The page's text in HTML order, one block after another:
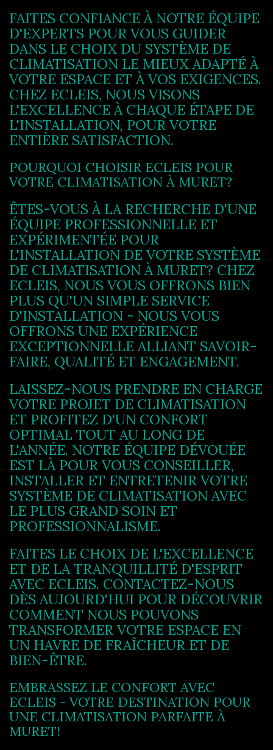
FAITES CONFIANCE À NOTRE ÉQUIPE
D'EXPERTS POUR VOUS GUIDER
DANS LE CHOIX DU SYSTÈME DE
CLIMATISATION LE MIEUX ADAPTÉ À
VOTRE ESPACE ET À VOS EXIGENCES.
CHEZ ECLEIS, NOUS VISONS
L'EXCELLENCE À CHAQUE ÉTAPE DE
L'INSTALLATION, POUR VOTRE
ENTIÈRE SATISFACTION.
POURQUOI CHOISIR ECLEIS POUR
VOTRE CLIMATISATION À MURET?
ÊTES-VOUS À LA RECHERCHE D'UNE
ÉQUIPE PROFESSIONNELLE ET
EXPÉRIMENTÉE POUR
L'INSTALLATION DE VOTRE SYSTÈME
DE CLIMATISATION À MURET? CHEZ
ECLEIS, NOUS VOUS OFFRONS BIEN
PLUS QU'UN SIMPLE SERVICE
D'INSTALLATION - NOUS VOUS
OFFRONS UNE EXPÉRIENCE
EXCEPTIONNELLE ALLIANT SAVOIR-
FAIRE, QUALITÉ ET ENGAGEMENT.
LAISSEZ-NOUS PRENDRE EN CHARGE
VOTRE PROJET DE CLIMATISATION
ET PROFITEZ D'UN CONFORT
OPTIMAL TOUT AU LONG DE
L'ANNÉE. NOTRE ÉQUIPE DÉVOUÉE
EST LÀ POUR VOUS CONSEILLER,
INSTALLER ET ENTRETENIR VOTRE
SYSTÈME DE CLIMATISATION AVEC
LE PLUS GRAND SOIN ET
PROFESSIONNALISME.
FAITES LE CHOIX DE L'EXCELLENCE
ET DE LA TRANQUILLITÉ D'ESPRIT
AVEC ECLEIS. CONTACTEZ-NOUS
DÈS AUJOURD'HUI POUR DÉCOUVRIR
COMMENT NOUS POUVONS
TRANSFORMER VOTRE ESPACE EN
UN HAVRE DE FRAÎCHEUR ET DE
BIEN-ÊTRE.
EMBRASSEZ LE CONFORT AVEC
ECLEIS - VOTRE DESTINATION POUR
UNE CLIMATISATION PARFAITE À
MURET!